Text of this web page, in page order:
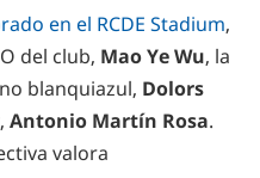
en el RCDE Stadium,
del club, Mao Ye Wu, la
blanquiazul, Dolors
Antonio Martín Rosa.
valora